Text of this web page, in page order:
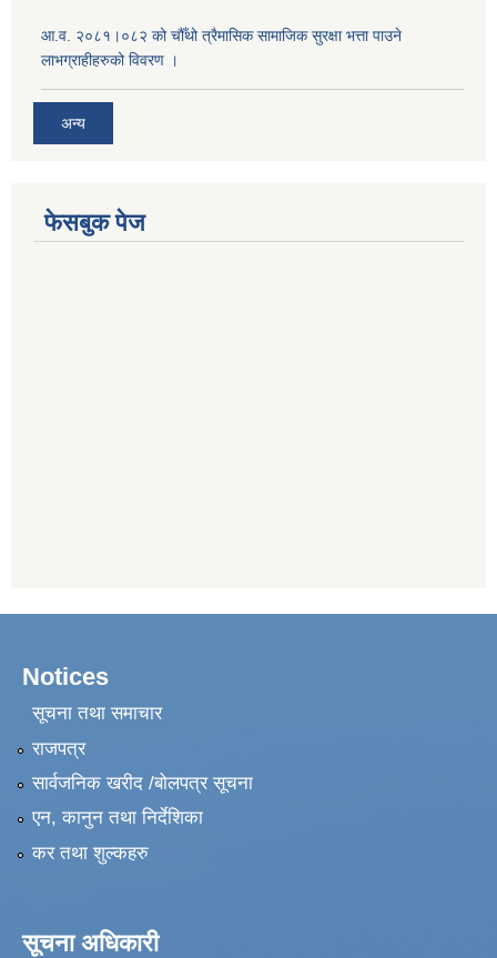
आ.व. २०८१।०८२ को चौँथो त्रैमासिक सामाजिक सुरक्षा भत्ता पाउने
लाभग्राहीहरुको विवरण ।
अन्य
फेसबुक पेज
Notices
सूचना तथा समाचार
राजपत्र
सार्वजनिक खरीद /बोलपत्र सूचना
एन, कानुन तथा निर्देशिका
कर तथा शुल्कहरु
सूचना अधिकारी